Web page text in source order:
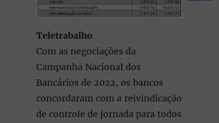
Teletrabalho
Com as negociações da
Campanha Nacional dos
Bancários de 2022, os bancos
concordaram com a reivindicação
de controle de jornada para todos